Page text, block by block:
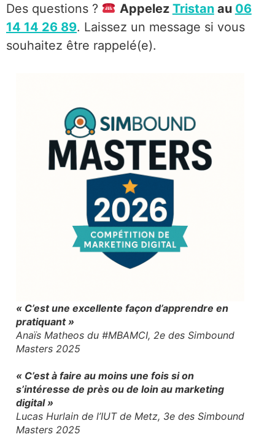
Des questions ?
Appelez Tristanau 06
14 14 26 89. Laissez un message si vous
souhaitez être rappelé(e).
« C’est une excellente façon d’apprendre en
pratiquant »
Anaïs Matheos du #MBAMCI, 2e des Simbound
Masters 2025
« C’est à faire au moins une fois si on
s’intéresse de près ou de loin au marketing
digital »
Lucas Hurlain de l’IUT de Metz, 3e des Simbound
Masters 2025